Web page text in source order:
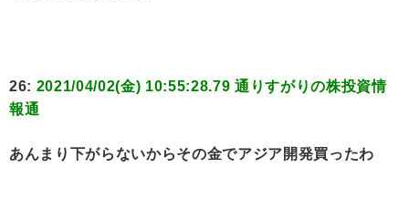
26: 2021/04/02(金) 10:55:28.79 通りすがりの株投資情
報通
あんまり下がらないからその金でアジア開発買ったわ